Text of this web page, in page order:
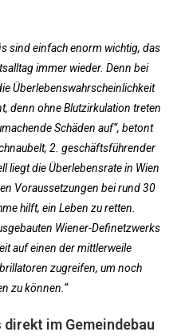
sind einfach enorm wichtig, das
immer wieder. Denn bei
Überlebenswahrscheinlichkeit
denn ohne Blutzirkulation treten
Schäden auf“, betont
2. geschäftsführender
liegt die Überlebensrate in Wien
Voraussetzungen bei rund 30
hilft, ein Leben zu retten.
Wiener-Definetzwerks
auf einen der mittlerweile
zugreifen, um noch
zu können.“
im Gemeindebau